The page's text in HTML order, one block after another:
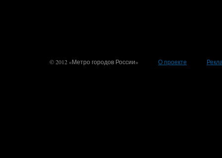
© 2012 «Метро городов России» О проекте